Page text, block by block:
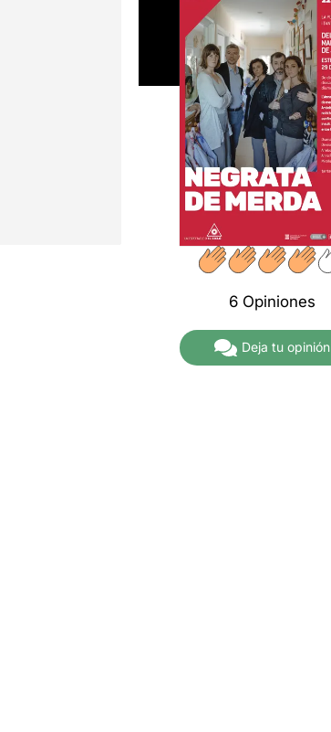
6 Opiniones
Deja tu opinión